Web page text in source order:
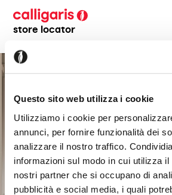
Questo sito web utilizza i cookie
Utilizziamo i cookie per
annunci, per fornire funzionalità dei
analizzare il nostro traffico.
informazioni sul modo in cui utilizza
nostri partner che si occupano di
pubblicità e social media, i quali
store locator